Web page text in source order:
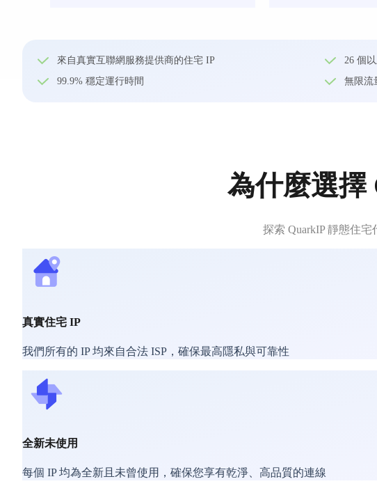
來自真實互聯網服務提供商的住宅 IP 26 個
99.9% 穩定運行時間
無限流
為什麼選擇
探索 QuarkIP 靜態住
真實住宅 IP
我們所有的 IP 均來自合法 ISP，確保最高隱私與可靠性
全新未使用
每個 IP 均為全新且未曾使用，確保您享有乾淨、高品質的連線